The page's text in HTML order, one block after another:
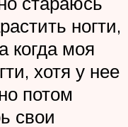
ногти,
когда моя
хотя у нее
потом
свои